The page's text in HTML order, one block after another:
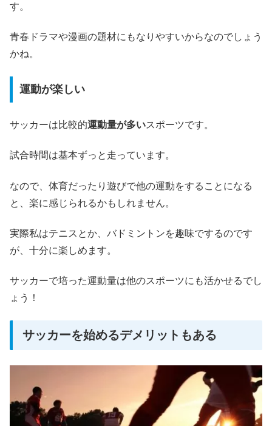
す。
青春ドラマや漫画の題材にもなりやすいからなのでしょう
かね。
運動が楽しい
サッカーは比較的運動量が多いスポーツです。
試合時間は基本ずっと走っています。
なので、体育だったり遊びで他の運動をすることになる
と、楽に感じられるかもしれません。
実際私はテニスとか、バドミントンを趣味でするのです
が、十分に楽しめます。
サッカーで培った運動量は他のスポーツにも活かせるでし
ょう！
サッカーを始めるデメリットもある